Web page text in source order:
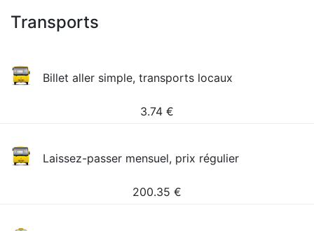
Transports
Billet aller simple, transports locaux
3.74 €
Laissez-passer mensuel, prix régulier
200.35 €